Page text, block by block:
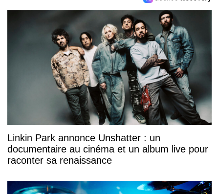
Linkin Park annonce Unshatter : un
documentaire au cinéma et un album live pour
raconter sa renaissance